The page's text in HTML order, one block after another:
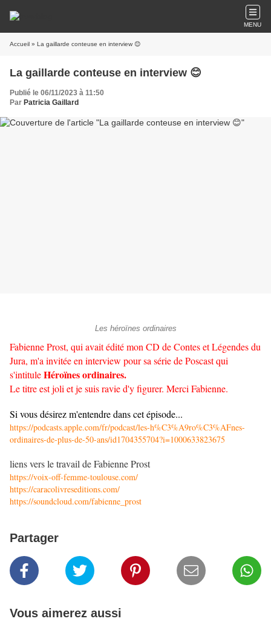
MENU
Accueil » La gaillarde conteuse en interview 😊
La gaillarde conteuse en interview 😊
Publié le 06/11/2023 à 11:50
Par Patricia Gaillard
Les héroïnes ordinaires
Fabienne Prost, qui avait édité mon CD de Contes et Légendes du
Jura, m'a invitée en interview pour sa série de Poscast qui
s'intituleHéroïnes ordinaires.
Le titre est joli et je suis ravie d'y figurer. Merci Fabienne.
Si vous désirez m'entendre dans cet épisode...
https://podcasts.apple.com/fr/podcast/les-h%C3%A9ro%C3%AFnes-
ordinaires-de-plus-de-50-ans/id1704355704?i=1000633823675
liens vers le travail de Fabienne Prost
https://voix-off-femme-toulouse.com/
https://caracolivreseditions.com/
https://soundcloud.com/fabienne_prost
Partager
Vous aimerez aussi